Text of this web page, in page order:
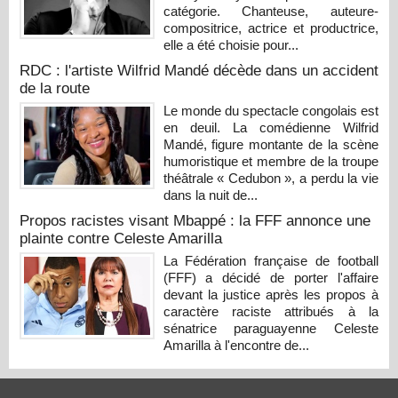
catégorie. Chanteuse, auteure-
compositrice, actrice et productrice,
elle a été choisie pour...
RDC : l'artiste Wilfrid Mandé décède dans un accident
de la route
Le monde du spectacle congolais est
en deuil. La comédienne Wilfrid
Mandé, figure montante de la scène
humoristique et membre de la troupe
théâtrale « Cedubon », a perdu la vie
dans la nuit de...
Propos racistes visant Mbappé : la FFF annonce une
plainte contre Celeste Amarilla
La Fédération française de football
(FFF) a décidé de porter l'affaire
devant la justice après les propos à
caractère raciste attribués à la
sénatrice paraguayenne Celeste
Amarilla à l'encontre de...